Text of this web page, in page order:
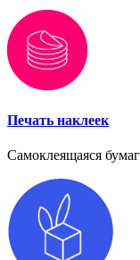
Печать наклеек
Самоклеящаяся